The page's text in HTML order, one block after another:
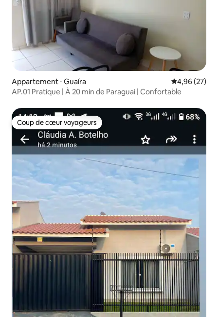
Appartement ⋅ Guaíra Évaluation
4,96 (27)
AP.01 Pratique | À 20 min de Paraguai | Confortable
Coup de cœur voyageurs
Coup de cœur voyageurs